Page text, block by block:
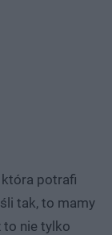
która potrafi
tak, to mamy
to nie tylko